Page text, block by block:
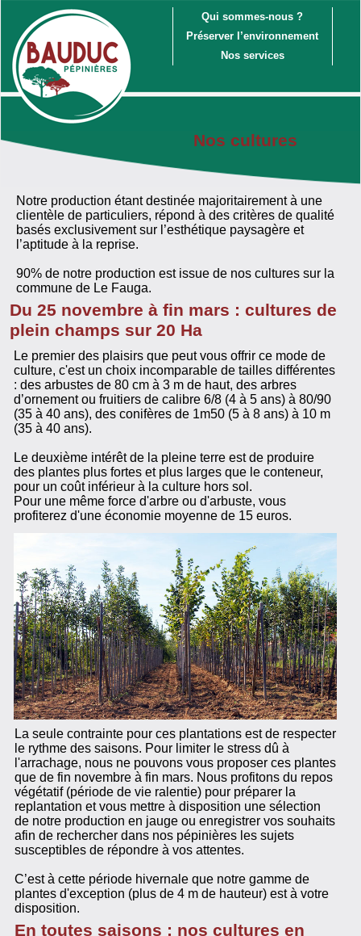
Notre production étant destinée majoritairement à une
clientèle de particuliers, répond à des critères de qualité
basés exclusivement sur l’esthétique paysagère et
l’aptitude à la reprise.
90% de notre production est issue de nos cultures sur la
commune de Le Fauga.
Du 25 novembre à fin mars : cultures de
plein champs sur 20 Ha
Le premier des plaisirs que peut vous offrir ce mode de
culture, c'est un choix incomparable de tailles différentes
: des arbustes de 80 cm à 3 m de haut, des arbres
d’ornement ou fruitiers de calibre 6/8 (4 à 5 ans) à 80/90
(35 à 40 ans), des conifères de 1m50 (5 à 8 ans) à 10 m
(35 à 40 ans).
Le deuxième intérêt de la pleine terre est de produire
des plantes plus fortes et plus larges que le conteneur,
pour un coût inférieur à la culture hors sol.
Pour une même force d'arbre ou d'arbuste, vous
profiterez d'une économie moyenne de 15 euros.
La seule contrainte pour ces plantations est de respecter
le rythme des saisons. Pour limiter le stress dû à
l'arrachage, nous ne pouvons vous proposer ces plantes
que de fin novembre à fin mars. Nous profitons du repos
végétatif (période de vie ralentie) pour préparer la
replantation et vous mettre à disposition une sélection
de notre production en jauge ou enregistrer vos souhaits
afin de rechercher dans nos pépinières les sujets
susceptibles de répondre à vos attentes.
C’est à cette période hivernale que notre gamme de
plantes d'exception (plus de 4 m de hauteur) est à votre
disposition.
En toutes saisons : nos cultures en
Nos cultures
Qui sommes-nous ?
Préserver l’environnement
Nos services